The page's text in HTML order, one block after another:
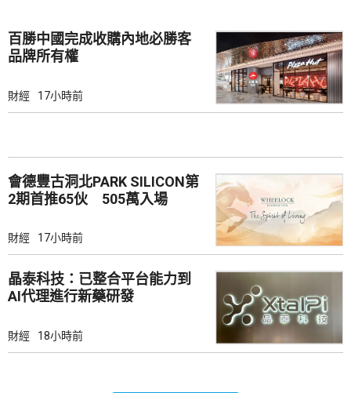
百勝中國完成收購內地必勝客
品牌所有權
財經 17小時前
會德豐古洞北PARK SILICON第
2期首推65伙 505萬入場
財經 17小時前
晶泰科技：已整合平台能力到
AI代理進行新藥研發
財經 18小時前